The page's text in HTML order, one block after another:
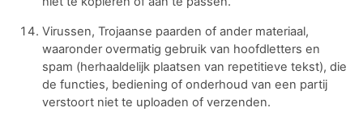
Virussen, Trojaanse paarden of ander materiaal,
waaronder overmatig gebruik van hoofdletters en
spam (herhaaldelijk plaatsen van repetitieve tekst), die
de functies, bediening of onderhoud van een partij
verstoort niet te uploaden of verzenden.